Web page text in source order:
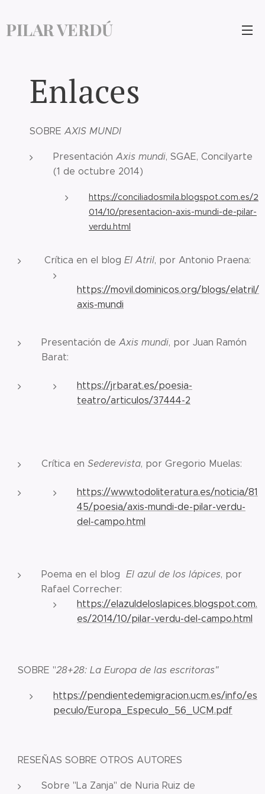
PILAR VERDÚ
Enlaces
SOBRE AXIS MUNDI
Presentación Axis mundi, SGAE, Concilyarte
(1 de octubre 2014)
https://conciliadosmila.blogspot.com.es/2
014/10/presentacion-axis-mundi-de-pilar-
verdu.html
Crítica en el blog El Atril, por Antonio Praena:
https://movil.dominicos.org/blogs/elatril/
axis-mundi
Presentación de Axis mundi, por Juan Ramón
Barat:
https://jrbarat.es/poesia-
teatro/articulos/37444-2
Crítica en Sederevista, por Gregorio Muelas:
https://www.todoliteratura.es/noticia/81
45/poesia/axis-mundi-de-pilar-verdu-
del-campo.html
Poema en el blog El azul de los lápices, por
Rafael Correcher:
https://elazuldeloslapices.blogspot.com.
es/2014/10/pilar-verdu-del-campo.html
SOBRE "28+28: La Europa de las escritoras"
https://pendientedemigracion.ucm.es/info/es
peculo/Europa_Especulo_56_UCM.pdf
RESEÑAS SOBRE OTROS AUTORES
Sobre "La Zanja" de Nuria Ruiz de